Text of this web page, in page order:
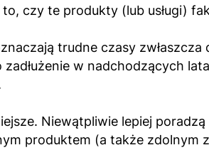
czy te produkty (lub usługi)
trudne czasy
w nadchodzących
Niewątpliwie lepiej
produktem (a także